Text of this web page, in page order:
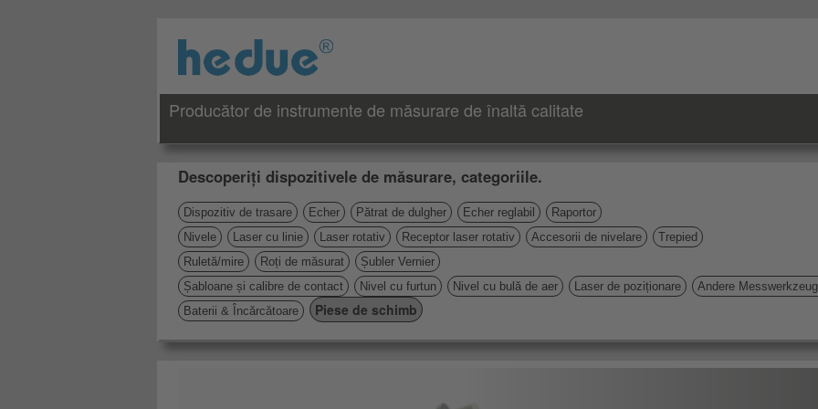
Producător de instrumente de măsurare de înaltă calitate
Descoperiți dispozitivele de măsurare, categoriile.
Dispozitiv de trasare Echer Pătrat de dulgher Echer reglabil
Raportor
Nivele
Laser cu linie Laser rotativ Receptor laser rotativ Accesorii de nivelare
Trepied
Ruletă/mire
Roți de măsurat
Șubler Vernier
Șabloane și calibre de contact
Nivel cu furtun Nivel cu bulă de aer Laser de poziționare
Andere
Baterii & Încărcătoare
Piese de schimb